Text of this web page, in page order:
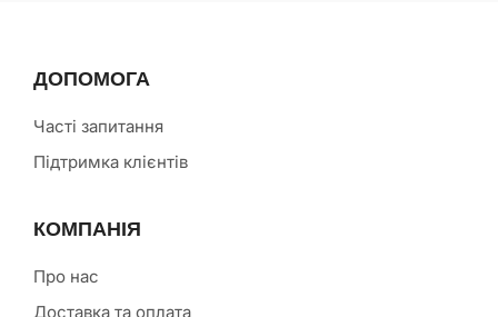
ДОПОМОГА
Часті запитання
Підтримка клієнтів
КОМПАНІЯ
Про нас
Доставка та оплата